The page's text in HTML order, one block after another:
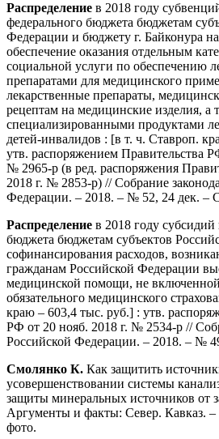
Распределение в 2018 году
федерального бюджета бюджетам
Федерации и бюджету г. Байконура
обеспечение оказания отдельным
социальной услуги по обеспечению
препаратами для медицинского
лекарственные препараты,
рецептам на медицинские изделия, а
специализированными продуктами
детей-инвалидов : [в т. ч. Ставроп.
утв. распоряжением Правительства
№ 2965-р (в ред. распоряжения
2018 г. № 2853-р) // Собрание
Федерации. – 2018. – № 52, 24 дек. –
Распределение в 2018 году субсидий
бюджета бюджетам субъектов
софинансирования расходов,
гражданам Российской Федерации
медицинской помощи, не
обязательного медицинского
краю – 603,4 тыс. руб.] : утв.
РФ от 20 нояб. 2018 г. № 2534-р //
Российской Федерации. – 2018. – №
Смолянко К. Как защитить
усовершенствовании системы
защиты минеральных источников от
Аргументы и факты: Север. Кавказ.
фото.